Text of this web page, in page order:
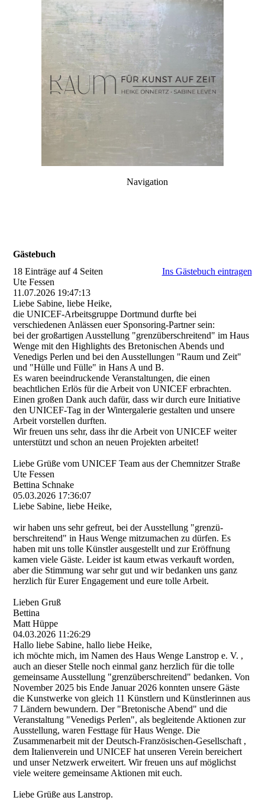
Navigation
Gästebuch
18 Einträge auf 4 Seiten
Ins Gästebuch eintragen
Ute Fessen
11.07.2026 19:47:13
Liebe Sabine, liebe Heike,
die UNICEF-Arbeitsgruppe Dortmund durfte bei
verschiedenen Anlässen euer Sponsoring-Partner sein:
bei der großartigen Ausstellung "grenzü­berschreitend" im Haus
Wenge mit den Highlights des Bretonischen Abends und
Venedigs Perlen und bei den Ausstellungen "Raum und Zeit"
und "Hülle und Fülle" in Hans A und B.
Es waren beeindruckende Veranstaltungen, die einen
beachtlichen Erlös für die Arbeit von UNICEF erbrachten.
Einen großen Dank auch dafür, dass wir durch eure Initiative
den UNICEF-Tag in der Wintergalerie gestalten und unsere
Arbeit vorstellen durften.
Wir freuen uns sehr, dass ihr die Arbeit von UNICEF weiter
unterstützt und schon an neuen Projekten arbeitet!
Liebe Grüße vom UNICEF Team aus der Chemnitzer Straße
Ute Fessen
Bettina Schnake
05.03.2026 17:36:07
Liebe Sabine, liebe Heike,
wir haben uns sehr gefreut, bei der Ausstellung "grenzü­
berschreitend" in Haus Wenge mitzumachen zu dürfen. Es
haben mit uns tolle Künstler ausgestellt und zur Eröffnung
kamen viele Gäste. Leider ist kaum etwas verkauft worden,
aber die Stimmung war sehr gut und wir bedanken uns ganz
herzlich für Eurer Engagement und eure tolle Arbeit.
Lieben Gruß
Bettina
Matt Hüppe
04.03.2026 11:26:29
Hallo liebe Sabine, hallo liebe Heike,
ich möchte mich, im Namen des Haus Wenge Lanstrop e. V. ,
auch an dieser Stelle noch einmal ganz herzlich für die tolle
gemeinsame Ausstellung "grenzü­berschreitend" bedanken. Von
November 2025 bis Ende Januar 2026 konnten unsere Gäste
die Kunstwerke von gleich 11 Künstlern und Künstlerinnen aus
7 Ländern bewundern. Der "Bretonische Abend" und die
Veranstaltung "Venedigs Perlen", als begleitende Aktionen zur
Ausstellung, waren Festtage für Haus Wenge. Die
Zusammenarbeit mit der Deutsch-­Franzö­sischen-­Gesellschaft ,
dem Italienverein und UNICEF hat unseren Verein bereichert
und unser Netzwerk erweitert. Wir freuen uns auf möglichst
viele weitere gemeinsame Aktionen mit euch.
Liebe Grüße aus Lanstrop.